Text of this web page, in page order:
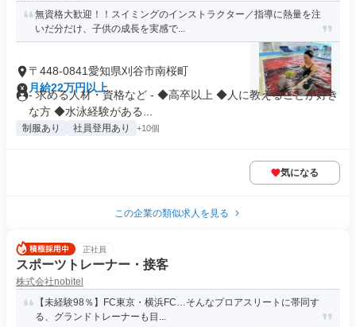
無資格大歓迎！！スイミングのインストラクター／指導に熱量を注
いだ分だけ、子供の成長を実感で...
〒448-0841愛知県刈谷市南桜町
月給22万円以上
- 求める人材・資格など - ◆高卒以上 ◆人に教えることが好き
な方 ◆水泳経験がある...
制服あり 社員登用あり +10個
気になる
この企業の類似求人を見る
正社員
スポーツトレーナー・接客
株式会社nobitel
【未経験98％】FC東京・横浜FC…そんなプロアスリートに帯同す
る、グランドトレーナーも目...